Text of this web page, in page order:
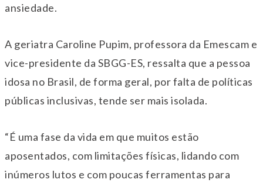
ansiedade.
A geriatra Caroline Pupim, professora da Emescam e
vice-presidente da SBGG-ES, ressalta que a pessoa
idosa no Brasil, de forma geral, por falta de políticas
públicas inclusivas, tende ser mais isolada.
“É uma fase da vida em que muitos estão
aposentados, com limitações físicas, lidando com
inúmeros lutos e com poucas ferramentas para